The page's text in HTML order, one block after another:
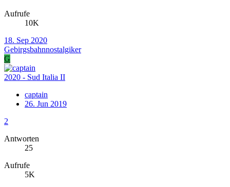
Aufrufe
10K
18. Sep 2020
Gebirgsbahnnostalgiker
G
2020 - Sud Italia II
captain
26. Jun 2019
2
Antworten
25
Aufrufe
5K